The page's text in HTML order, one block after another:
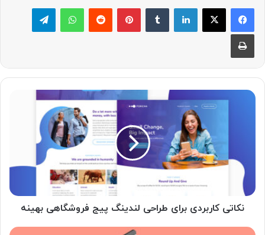
لینکدین ‫تامبلر پینترست‫رددیت واتس آپ تلگرام
چاپ
نکاتی
فروشگاهی
بهینه
نکاتی کاربردی برای طراحی لندینگ پیج فروشگاهی بهینه
چگونه